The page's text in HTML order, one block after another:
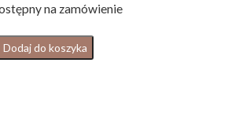
na zamówienie
Dodaj do koszyka